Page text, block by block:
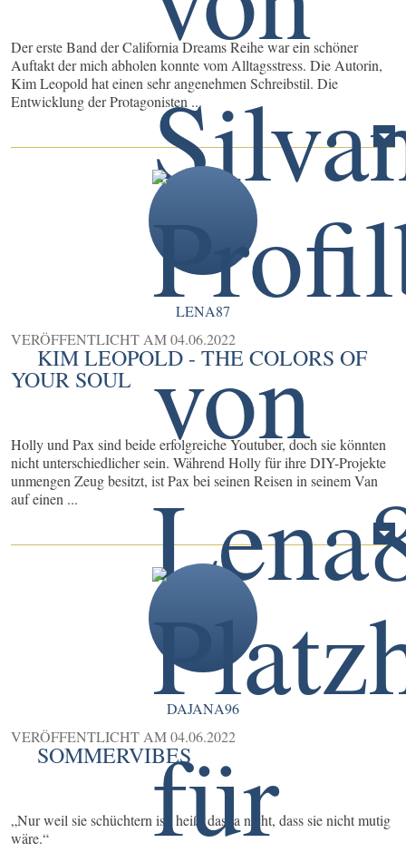
Der erste Band der California Dreams Reihe war ein schöner
Auftakt der mich abholen konnte vom Alltagsstress. Die Autorin,
Kim Leopold hat einen sehr angenehmen Schreibstil. Die
Entwicklung der Protagonisten ...
LENA87
VERÖFFENTLICHT AM04.06.2022
KIM LEOPOLD - THE COLORS OF
YOUR SOUL
Holly und Pax sind beide erfolgreiche Youtuber, doch sie könnten
nicht unterschiedlicher sein. Während Holly für ihre DIY-Projekte
unmengen Zeug besitzt, ist Pax bei seinen Reisen in seinem Van
auf einen ...
DAJANA96
VERÖFFENTLICHT AM04.06.2022
SOMMERVIBES
„Nur weil sie schüchtern ist, heißt das ja nicht, dass sie nicht mutig
wäre.“